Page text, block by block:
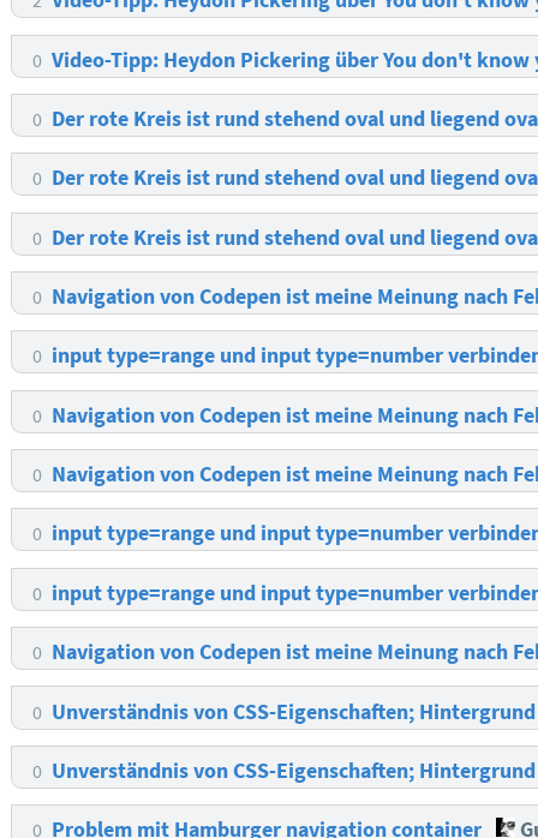
0 Video-Tipp: Heydon Pickering über You don't
0 Der rote Kreis ist rund stehend oval und liegend
0 Der rote Kreis ist rund stehend oval und liegend
0 Der rote Kreis ist rund stehend oval und liegend
0 Navigation von Codepen ist meine Meinung nach
0 input type=range und input type=number
0 Navigation von Codepen ist meine Meinung nach
0 Navigation von Codepen ist meine Meinung nach
0 input type=range und input type=number
0 input type=range und input type=number
0 Navigation von Codepen ist meine Meinung nach
0 Unverständnis von CSS-Eigenschaften;
0 Unverständnis von CSS-Eigenschaften;
0 Problem mit Hamburger navigation container